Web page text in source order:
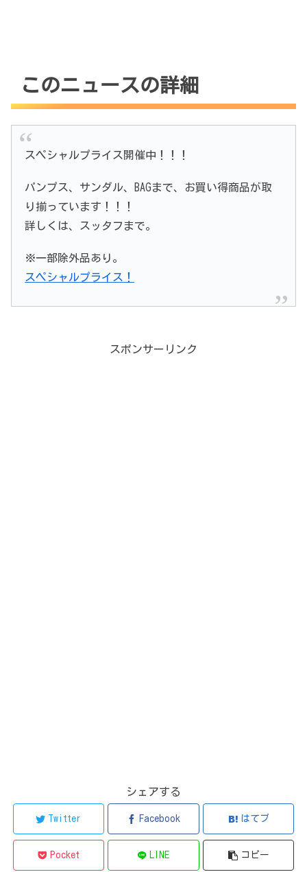
このニュースの詳細
スペシャルプライス開催中！！！
パンプス、サンダル、BAGまで、お買い得商品が取
り揃っています！！！
詳しくは、スッタフまで。
※一部除外品あり。
スペシャルプライス！
スポンサーリンク
シェアする
Twitter Facebook はてブ
Pocket LINE コピー